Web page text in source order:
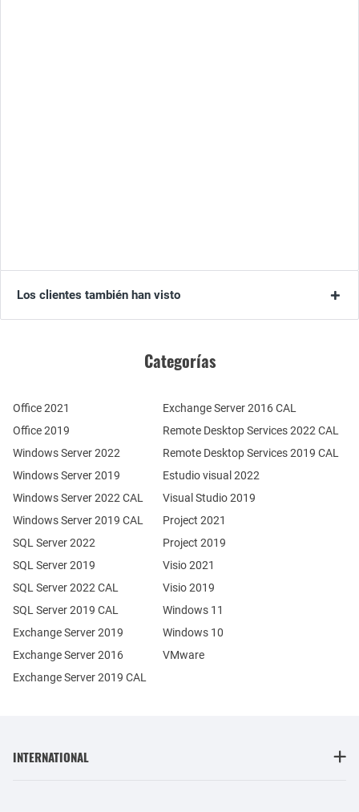
Los clientes también han visto
Categorías
Office 2021
Office 2019
Windows Server 2022
Windows Server 2019
Exchange Server 2019
Exchange Server 2016
SQL Server 2022
SQL Server 2019
Windows Server 2022 CAL
Windows Server 2019 CAL
SQL Server 2022 CAL
SQL Server 2019 CAL
Remote Desktop Services 2022 CAL
Remote Desktop Services 2019 CAL
Exchange Server 2019 CAL
Exchange Server 2016 CAL
Estudio visual 2022
Visual Studio 2019
Project 2021
Project 2019
Visio 2021
Visio 2019
Windows 11
Windows 10
VMware
INTERNATIONAL